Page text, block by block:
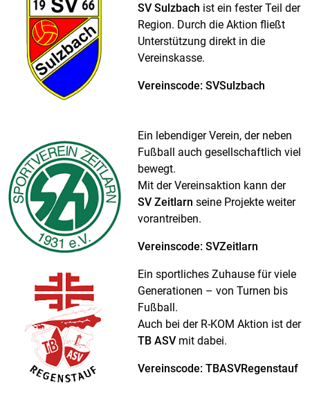
SV Sulzbach ist ein fester Teil der
Region. Durch die Aktion fließt
Unterstützung direkt in die
Vereinskasse.
Vereinscode: SVSulzbach
Ein lebendiger Verein, der neben
Fußball auch gesellschaftlich viel
bewegt.
Mit der Vereinsaktion kann der
SV Zeitlarn seine Projekte weiter
vorantreiben.
Vereinscode: SVZeitlarn
Ein sportliches Zuhause für viele
Generationen – von Turnen bis
Fußball.
Auch bei der R-KOM Aktion ist der
TB ASVmit dabei.
Vereinscode: TBASVRegenstauf